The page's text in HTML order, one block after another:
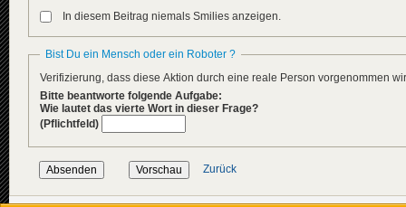
In diesem Beitrag niemals Smilies anzeigen.
Bist Du ein Mensch oder ein Roboter ?
Verifizierung, dass diese Aktion durch eine reale Person vorgenommen
Bitte beantworte folgende Aufgabe:
Wie lautet das vierte Wort in dieser Frage?
(Pflichtfeld)
Zurück